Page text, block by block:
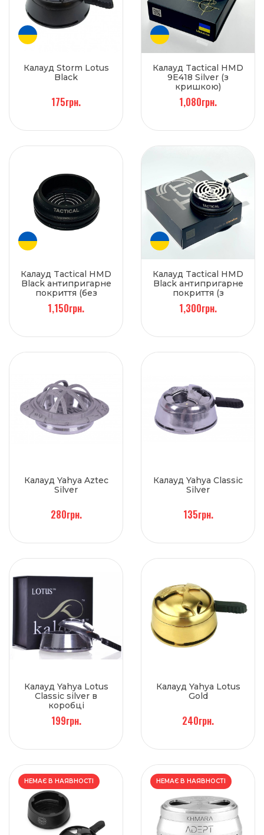
Калауд Storm Lotus
Black
175грн.
Калауд Tactical HMD
9E418 Silver (з
кришкою)
1,080грн.
Калауд Tactical HMD
Black антипригарне
покриття (без
кришки)
1,150грн.
Калауд Tactical HMD
Black антипригарне
покриття (з
кришкою)
1,300грн.
Калауд Yahya Aztec
Silver
280грн.
Калауд Yahya Classic
Silver
135грн.
Калауд Yahya Lotus
Classic silver в
коробці
199грн.
Калауд Yahya Lotus
Gold
240грн.
НЕМАЄ В НАЯВНОСТІ НЕМАЄ В НАЯВНОСТІ